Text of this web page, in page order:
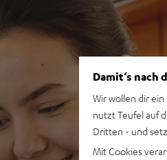
Damit‘s nach
Wir wollen dir
nutzt Teufel auf
Dritten - und
Mit Cookies